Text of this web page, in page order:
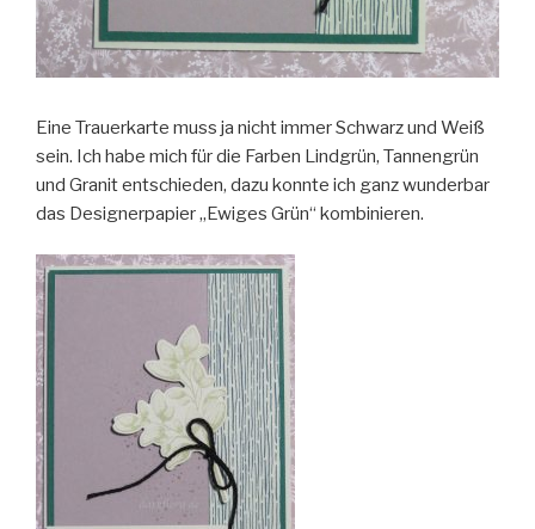
Eine Trauerkarte muss ja nicht immer Schwarz und Weiß
sein. Ich habe mich für die Farben Lindgrün, Tannengrün
und Granit entschieden, dazu konnte ich ganz wunderbar
das Designerpapier „Ewiges Grün“ kombinieren.